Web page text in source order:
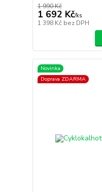
1 990 Kč
1 692 Kč/ks
1 398 Kč bez DPH
Novinka
Doprava ZDARMA